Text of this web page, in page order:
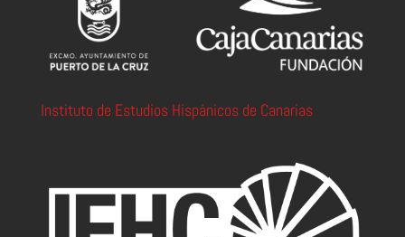
Instituto de Estudios Hispánicos de Canarias